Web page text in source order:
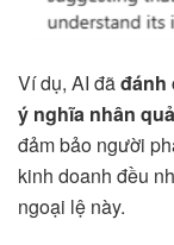
Ví dụ, AI đãđánh
ý nghĩa nhân quả
đảm bảo người
kinh doanh đều
ngoại lệ này.